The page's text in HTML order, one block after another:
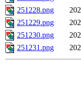
251228.png
251229.png
251230.png
251231.png